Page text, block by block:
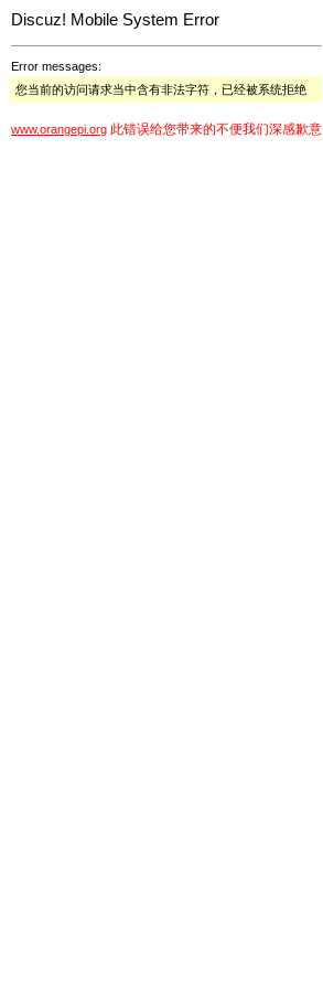
Discuz! Mobile System Error
Error messages:
您当前的访问请求当中含有非法字符，已经被系统拒绝
www.orangepi.org 此错误给您带来的不便我们深感歉意